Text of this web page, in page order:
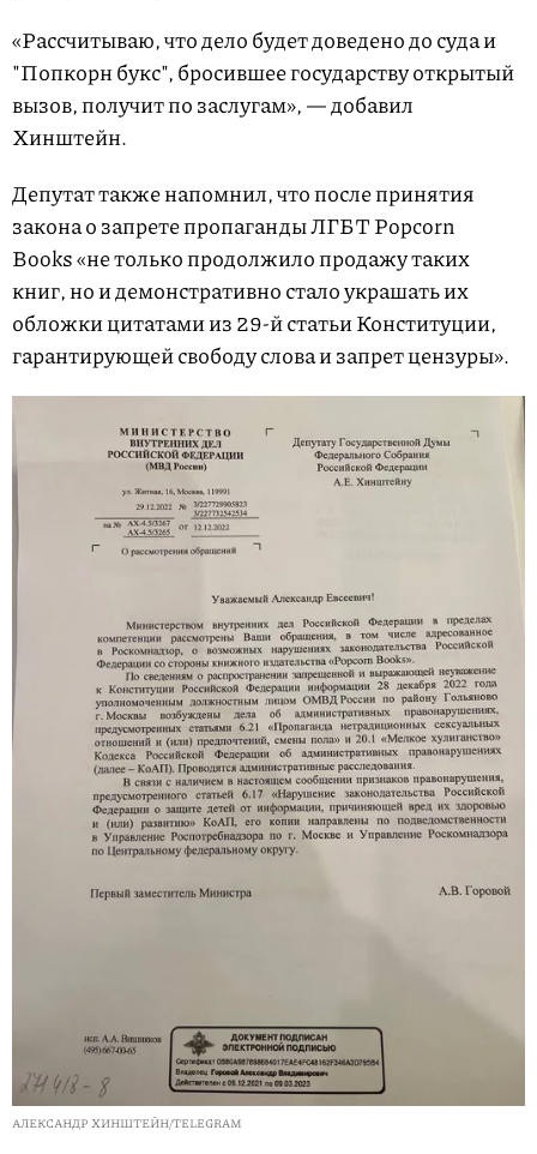
«Рассчитываю, что дело будет доведено до суда и
"Попкорн букс", бросившее государству открытый
вызов, получит по заслугам», — добавил
Хинштейн.
Депутат также напомнил, что после принятия
закона о запрете пропаганды ЛГБТ Popcorn
Books «не только продолжило продажу таких
книг, но и демонстративно стало украшать их
обложки цитатами из 29-й статьи Конституции,
гарантирующей свободу слова и запрет цензуры».
АЛЕКСАНДР ХИНШТЕЙН/TELEGRAM